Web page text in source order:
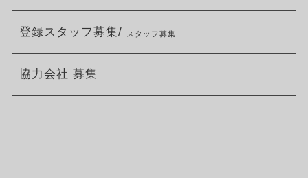
登録スタッフ募集/ スタッフ募集
協力会社 募集